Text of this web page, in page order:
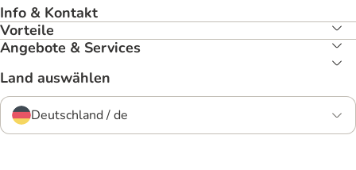
Info & Kontakt
Vorteile
Angebote & Services
Land auswählen
Deutschland / de